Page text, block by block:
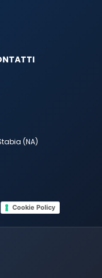
(NA)
Cookie Policy